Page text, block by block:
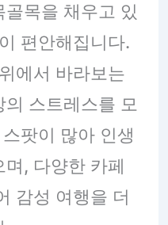
목을 채우고 있
편안해집니다.
에서 바라보는
스트레스를 모
팟이 많아 인생
, 다양한 카페
감성 여행을 더